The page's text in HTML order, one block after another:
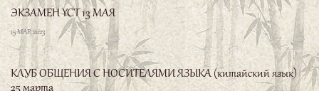
15 МАР, 2023
КЛУБ ОБЩЕНИЯ С НОСИТЕЛЯМИ ЯЗЫКА (китайский язык)
25 марта
14 МАР, 2023
子曰、君子无所争、必也射乎、揖让而升、
下而饮、其争也君子。
«Благородный муж не
соперничает ни с кем, кроме тех случаев, когда он
участвует в стрельбе из лука. После взаимных